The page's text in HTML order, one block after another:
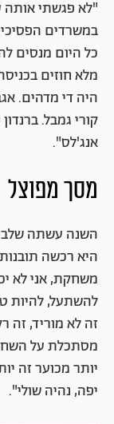
"לא פגשתי אותה
במשרדים
כל היום מנסים
מלא חוזים
היה די מדהים.
קורי גמבל.
אנג'לס".
מסך מפוצל
השנה עשתה
היא רכשה
משחקת, אני לא
להשתעל, להיות
זה לא מוריד, זה
מסתכלת על
יותר מכוער זה
יפה, נהיה שולי".